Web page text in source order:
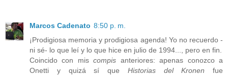
Marcos Cadenato 8:50 p. m.
¡Prodigiosa memoria y prodigiosa agenda! Yo no recuerdo -
ni sé- lo que leí y lo que hice en julio de 1994..., pero en fin.
Coincido con miscompis anteriores: apenas conozco a
Onetti y quizá sí que Historias del Kronen fue